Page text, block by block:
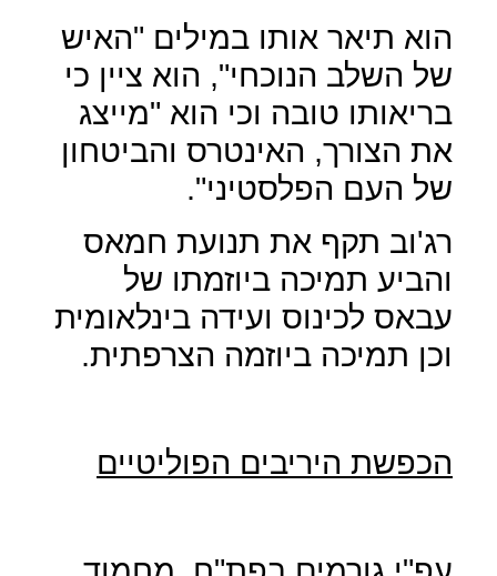
הוא תיאר אותו במילים "האיש
של השלב הנוכחי", הוא ציין כי
בריאותו טובה וכי הוא "מייצג
את הצורך, האינטרס והביטחון
של העם הפלסטיני".
רג'וב תקף את תנועת חמאס
והביע תמיכה ביוזמתו של
עבאס לכינוס ועידה בינלאומית
וכן תמיכה ביוזמה הצרפתית.
הכפשת היריבים הפוליטיים